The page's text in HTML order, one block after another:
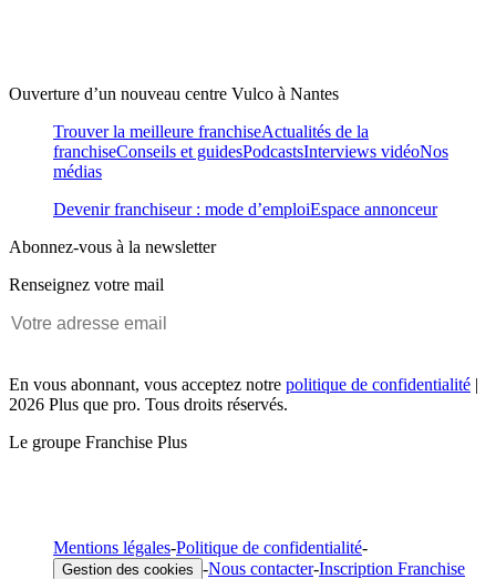
Ouverture d’un nouveau centre Vulco à Nantes
Trouver la meilleure franchiseActualités de la
franchiseConseils et guidesPodcastsInterviews vidéoNos
médias
Devenir franchiseur : mode d’emploiEspace annonceur
Abonnez-vous à la newsletter
Renseignez votre mail
En vous abonnant, vous acceptez notre politique de confidentialité |
2026 Plus que pro. Tous droits réservés.
Le groupe Franchise Plus
Mentions légales-Politique de confidentialité-
Gestion des cookies -Nous contacter-Inscription Franchise